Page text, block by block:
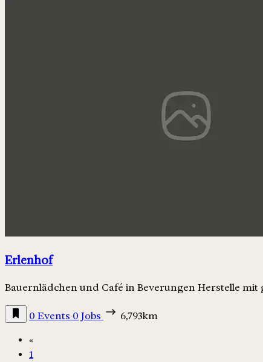
Erlenhof
Bauernlädchen und Café in Beverungen Herstelle
0 Events 0 Jobs 6,793km
«
1